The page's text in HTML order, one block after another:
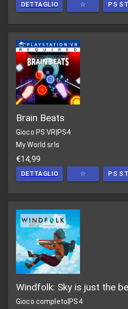
DETTAGLIO ☆ PS
Brain Beats
Gioco PS VR PS4
My World srls
€14,99
DETTAGLIO ☆ PS
Windfolk: Sky is just the
Gioco completo|PS4